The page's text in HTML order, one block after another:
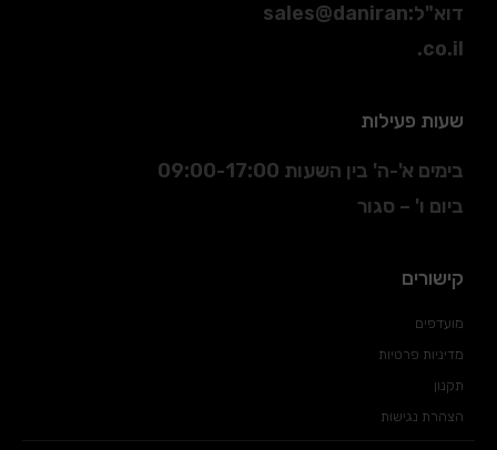
דוא"ל:
sales@daniran
.co.il
שעות פעילות
בימים א'-ה' בין השעות 09:00-17:00
ביום ו' – סגור
קישורים
מועדפים
מדיניות פרטיות
תקנון
הצהרת נגישות